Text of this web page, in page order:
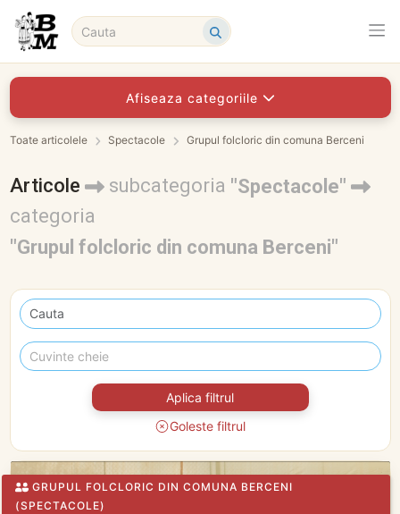
Afiseaza categoriile
Toate articolele Spectacole Grupul folcloric din comuna Berceni
Articole subcategoria "Spectacole"
categoria
"Grupul folcloric din comuna Berceni"
Aplica filtrul
Goleste filtrul
GRUPUL FOLCLORIC DIN COMUNA BERCENI
(SPECTACOLE)